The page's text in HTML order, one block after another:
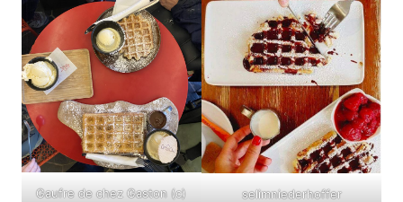
Gaufre de chez Gaston (c)
selimniederhoffer